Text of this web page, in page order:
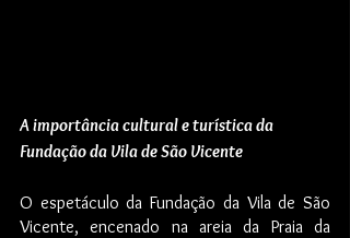
A importância cultural e turística da
Fundação da Vila de São Vicente
O espetáculo da Fundação da Vila de São
Vicente, encenado na areia da Praia da